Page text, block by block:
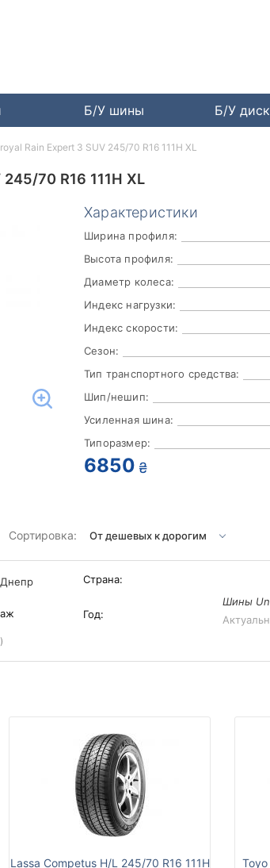
Б/У шины Б/У
245/70 R16 111H XL
Характеристики
Ширина профиля:
Высота профиля:
Диаметр колеса:
Индекс нагрузки:
Индекс скорости:
Сезон:
Тип транспортного средства:
Шип/нешип:
Усиленная шина:
Типоразмер:
6850 ₴
Сортировка:
Днепр Страна:
Год:
Шины
Lassa Competus H/L 245/70 R16 111H
Rain Expert 3 SUV 245/70 R16 111H XL